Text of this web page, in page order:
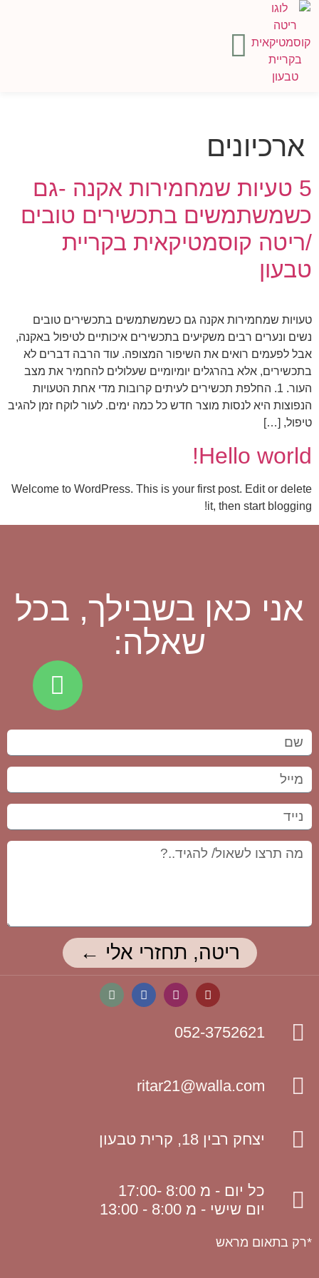
ארכיונים
5 טעיות שמחמירות אקנה -גם
כשמשתמשים בתכשירים טובים
/ריטה קוסמטיקאית בקריית
טבעון
טעויות שמחמירות אקנה גם כשמשתמשים בתכשירים טובים
נשים ונערים רבים משקיעים בתכשירים איכותיים לטיפול באקנה,
אבל לפעמים רואים את השיפור המצופה. עוד הרבה דברים לא
בתכשירים, אלא בהרגלים יומיומיים שעלולים להחמיר את מצב
העור. 1. החלפת תכשירים לעיתים קרובות מדי אחת הטעויות
הנפוצות היא לנסות מוצר חדש כל כמה ימים. לעור לוקח זמן להגיב
טיפול, […]
Hello world!
Welcome to WordPress. This is your first post. Edit or delete
it, then start blogging!
052-3752621
ritar21@walla.com
יצחק רבין 18, קרית טבעון
כל יום - מ 8:00 -17:00
יום שישי - מ 8:00 - 13:00
*רק בתאום מראש
אני כאן בשבילך, בכל
שאלה:
ריטה, תחזרי אלי ←